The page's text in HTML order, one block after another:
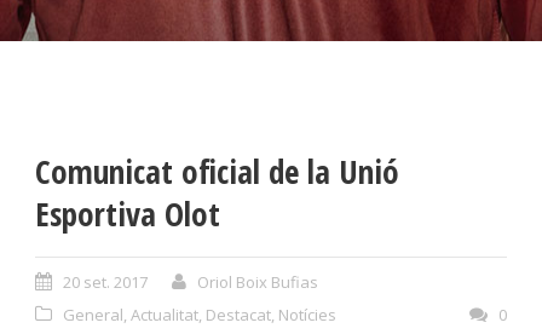
Comunicat oficial de la Unió
Esportiva Olot
20 set. 2017
Oriol Boix Bufias
General, Actualitat, Destacat, Notícies 0